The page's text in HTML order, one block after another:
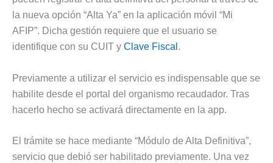
la nueva opción “Alta Ya” en la aplicación móvil “Mi
AFIP”. Dicha gestión requiere que el usuario se
identifique con su CUIT y Clave Fiscal .
Previamente a utilizar el servicio es indispensable que se
habilite desde el portal del organismo recaudador. Tras
hacerlo hecho se activará directamente en la app.
El trámite se hace mediante “Módulo de Alta Definitiva”,
servicio que debió ser habilitado previamente. Una vez